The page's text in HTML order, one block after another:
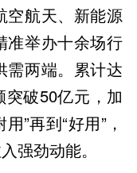
空航天、新能源
准举办十余场行
需两端。累计达
破50亿元，加
”再到“好用”，
强劲动能。